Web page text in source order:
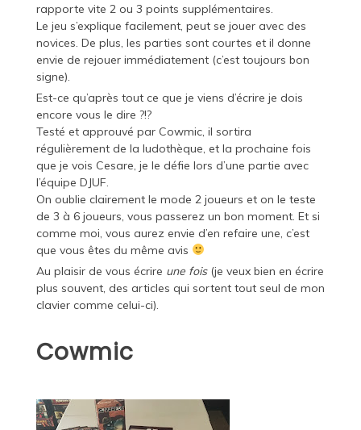
rapporte vite 2 ou 3 points supplémentaires.
Le jeu s’explique facilement, peut se jouer avec des
novices. De plus, les parties sont courtes et il donne
envie de rejouer immédiatement (c’est toujours bon
signe).
Est-ce qu’après tout ce que je viens d’écrire je dois
encore vous le dire ?!?
Testé et approuvé par Cowmic, il sortira
régulièrement de la ludothèque, et la prochaine fois
que je vois Cesare, je le défie lors d’une partie avec
l’équipe DJUF.
On oublie clairement le mode 2 joueurs et on le teste
de 3 à 6 joueurs, vous passerez un bon moment. Et si
comme moi, vous aurez envie d’en refaire une, c’est
que vous êtes du même avis
Au plaisir de vous écrire une fois(je veux bien en écrire
plus souvent, des articles qui sortent tout seul de mon
clavier comme celui-ci).
Cowmic